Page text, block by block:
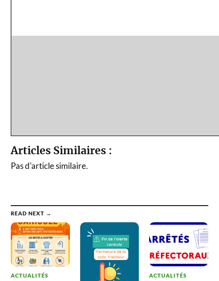
Articles Similaires :
Pas d'article similaire.
READ NEXT →
ACTUALITÉS ACTUALITÉS